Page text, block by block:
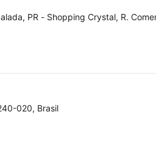
PR - Shopping Crystal, R.
020, Brasil